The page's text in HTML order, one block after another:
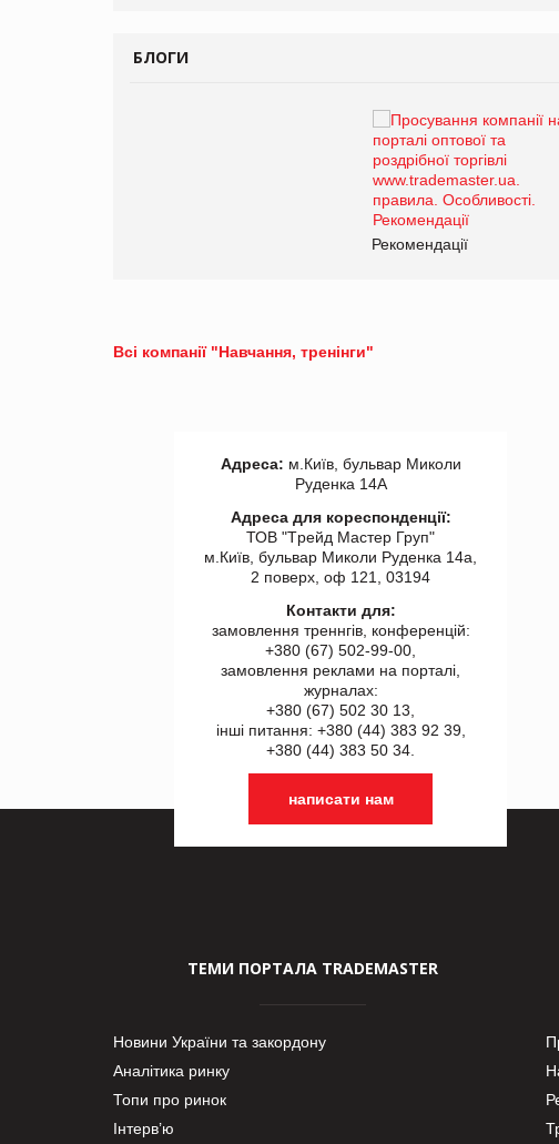
БЛОГИ
Рекомендації
Всі компанії "Навчання, тренінги"
Адреса: м.Київ, бульвар Миколи
Руденка 14А
Адреса для кореспонденції:
ТОВ "Tрейд Мастер Груп"
м.Київ, бульвар Миколи Руденка 14а,
2 поверх, оф 121, 03194
Контакти для:
замовлення треннгів, конференцій:
+380 (67) 502-99-00,
замовлення реклами на порталі,
журналах:
+380 (67) 502 30 13,
інші питання: +380 (44) 383 92 39,
+380 (44) 383 50 34.
написати нам
ТЕМИ ПОРТАЛА TRADEMASTER
Новини України та закордону
Аналітика ринку
Топи про ринок
Інтерв’ю